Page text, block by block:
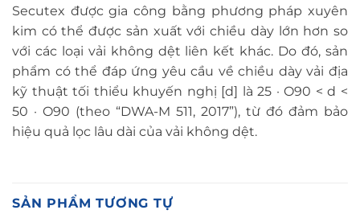
Secutex được gia công bằng phương pháp xuyên
kim có thể được sản xuất với chiều dày lớn hơn so
với các loại vải không dệt liên kết khác. Do đó, sản
phẩm có thể đáp ứng yêu cầu về chiều dày vải địa
kỹ thuật tối thiểu khuyến nghị [d] là 25 · O90 < d <
50 · O90 (theo “DWA-M 511, 2017”), từ đó đảm bảo
hiệu quả lọc lâu dài của vải không dệt.
SẢN PHẨM TƯƠNG TỰ